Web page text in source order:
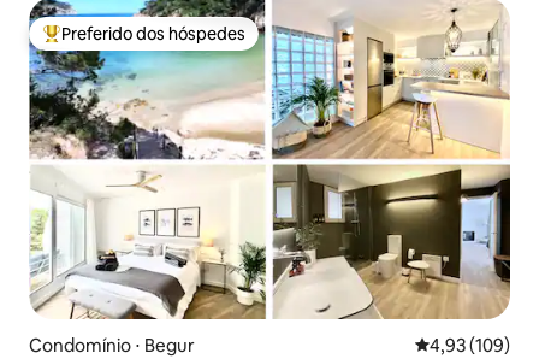
Entre os melhores preferidos dos hóspedes
Preferido dos hóspedes
Condomínio ⋅ Begur 4,93 de uma
4,93 (109)